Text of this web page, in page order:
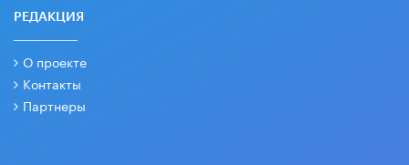
РЕДАКЦИЯ
О проекте
Контакты
Партнеры